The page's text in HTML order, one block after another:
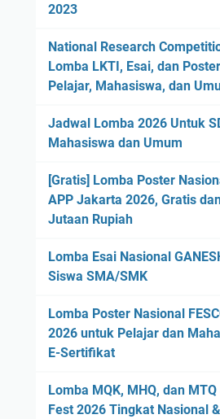
2023
National Research
Lomba LKTI, Esai, dan
Pelajar, Mahasiswa, dan
Jadwal Lomba 2026 Untuk
Mahasiswa dan Umum
[Gratis] Lomba Poster
APP Jakarta 2026, Gratis
Jutaan Rupiah
Lomba Esai Nasional
Siswa SMA/SMK
Lomba Poster Nasional
2026 untuk Pelajar dan
E-Sertifikat
Lomba MQK, MHQ, dan
Fest 2026 Tingkat Nasional